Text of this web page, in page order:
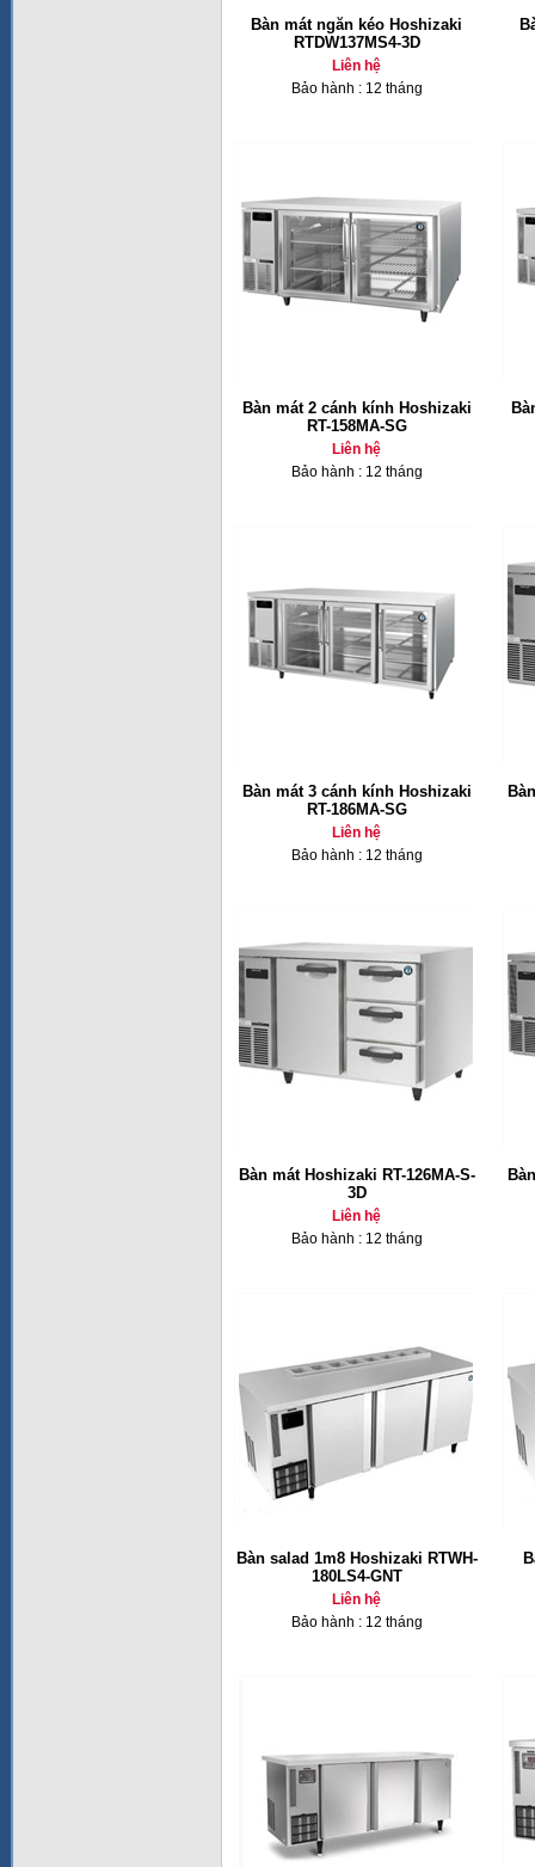
Bàn mát ngăn kéo Hoshizaki
RTDW137MS4-3D
Liên hệ
Bảo hành : 12 tháng
Bàn mát 2 cánh kính Hoshizaki
RT-158MA-SG
Liên hệ
Bảo hành : 12 tháng
Bàn mát 3 cánh kính Hoshizaki
RT-186MA-SG
Liên hệ
Bảo hành : 12 tháng
Bàn mát Hoshizaki RT-126MA-S-
3D
Liên hệ
Bảo hành : 12 tháng
Bàn salad 1m8 Hoshizaki RTWH-
180LS4-GNT
Liên hệ
Bảo hành : 12 tháng